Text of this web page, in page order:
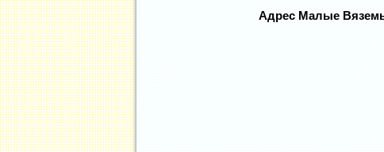
Адрес Малые